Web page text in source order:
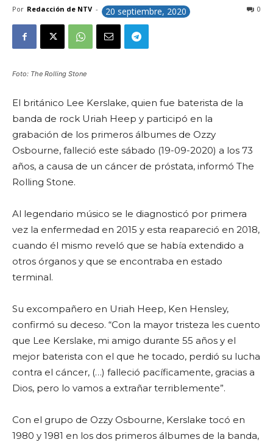
Por Redacción de NTV - 20 septiembre, 2020 0
Foto: The Rolling Stone
El británico Lee Kerslake, quien fue baterista de la
banda de rock Uriah Heep y participó en la
grabación de los primeros álbumes de Ozzy
Osbourne, falleció este sábado (19-09-2020) a los 73
años, a causa de un cáncer de próstata, informó The
Rolling Stone.
Al legendario músico se le diagnosticó por primera
vez la enfermedad en 2015 y esta reapareció en 2018,
cuando él mismo reveló que se había extendido a
otros órganos y que se encontraba en estado
terminal.
Su excompañero en Uriah Heep, Ken Hensley,
confirmó su deceso. “Con la mayor tristeza les cuento
que Lee Kerslake, mi amigo durante 55 años y el
mejor baterista con el que he tocado, perdió su lucha
contra el cáncer, (…) falleció pacíficamente, gracias a
Dios, pero lo vamos a extrañar terriblemente”.
Con el grupo de Ozzy Osbourne, Kerslake tocó en
1980 y 1981 en los dos primeros álbumes de la banda,